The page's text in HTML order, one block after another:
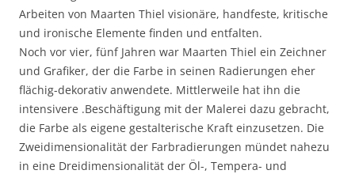
Arbeiten von Maarten Thiel visionäre, handfeste, kritische
und ironische Elemente finden und entfalten.
Noch vor vier, fünf Jahren war Maarten Thiel ein Zeichner
und Grafiker, der die Farbe in seinen Radierungen eher
flächig-dekorativ anwendete. Mittlerweile hat ihn die
intensivere .Beschäftigung mit der Malerei dazu gebracht,
die Farbe als eigene gestalterische Kraft einzusetzen. Die
Zweidimensionalität der Farbradierungen mündet nahezu
in eine Dreidimensionalität der Öl-, Tempera- und